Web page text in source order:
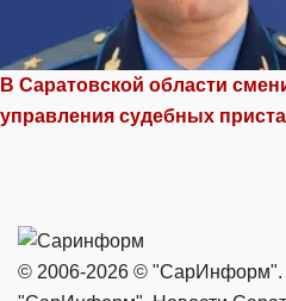
В Саратовской области
управления судебных
© 2006-2026 © "СарИнформ".